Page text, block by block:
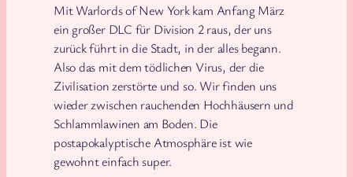
Mit Warlords of New York kam Anfang März
ein großer DLC für Division 2 raus, der uns
zurück führt in die Stadt, in der alles begann.
Also das mit dem tödlichen Virus, der die
Zivilisation zerstörte und so. Wir finden uns
wieder zwischen rauchenden Hochhäusern und
Schlammlawinen am Boden. Die
postapokalyptische Atmosphäre ist wie
gewohnt einfach super.